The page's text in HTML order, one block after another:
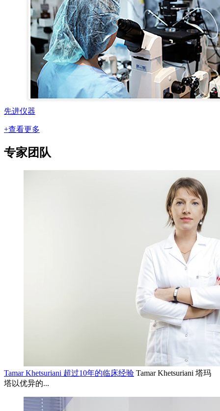
先进仪器
+查看更多
专家团队
Tamar Khetsuriani 超过10年的临床经验 Tamar Khetsuriani 塔玛
塔以优异的...